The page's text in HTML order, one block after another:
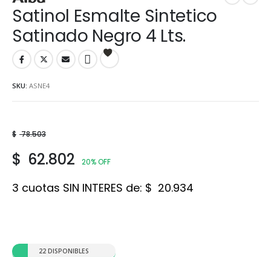
Satinol Esmalte Sintetico
Satinado Negro 4 Lts.
SKU: ASNE4
$ 78.503
$ 62.802 20% OFF
3 cuotas SIN INTERES de: $ 20.934
22 DISPONIBLES